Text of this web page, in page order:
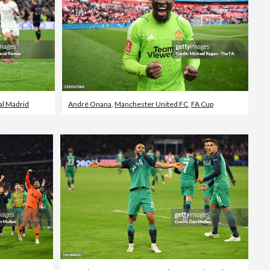
Madrid André Onana,Manchester United FC,FA Cup